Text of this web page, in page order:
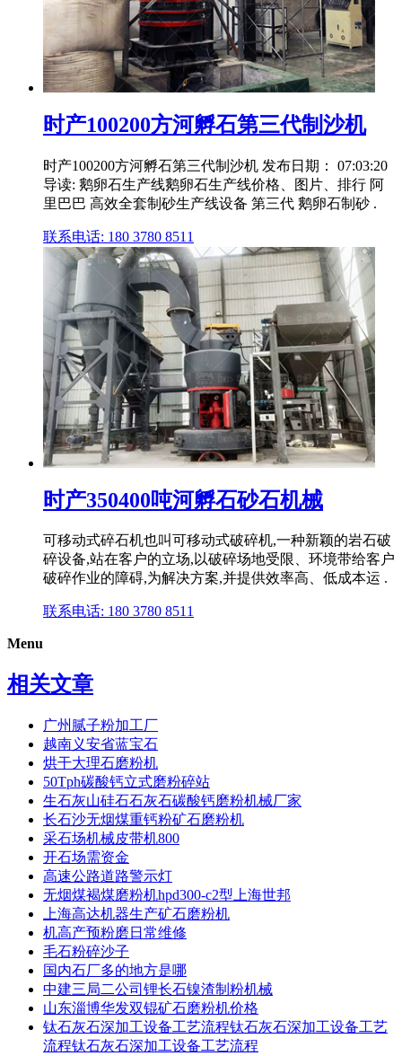
时产100200方河孵石第三代制沙机
时产100200方河孵石第三代制沙机 发布日期： 07:03:20
导读: 鹅卵石生产线鹅卵石生产线价格、图片、排行 阿
里巴巴 高效全套制砂生产线设备 第三代 鹅卵石制砂 .
联系电话: 180 3780 8511
时产350400吨河孵石砂石机械
可移动式碎石机也叫可移动式破碎机,一种新颖的岩石破
碎设备,站在客户的立场,以破碎场地受限、环境带给客户
破碎作业的障碍,为解决方案,并提供效率高、低成本运 .
联系电话: 180 3780 8511
Menu
相关文章
广州腻子粉加工厂
越南义安省蓝宝石
烘干大理石磨粉机
50Tph碳酸钙立式磨粉碎站
生石灰山硅石石灰石碳酸钙磨粉机械厂家
长石沙无烟煤重钙粉矿石磨粉机
采石场机械皮带机800
开石场需资金
高速公路道路警示灯
无烟煤褐煤磨粉机hpd300-c2型上海世邦
上海高达机器生产矿石磨粉机
机高产预粉磨日常维修
毛石粉碎沙子
国内石厂多的地方是哪
中建三局二公司锂长石镍渣制粉机械
山东淄博华发双锟矿石磨粉机价格
钛石灰石深加工设备工艺流程钛石灰石深加工设备工艺
流程钛石灰石深加工设备工艺流程